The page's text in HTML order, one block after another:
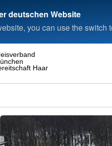
deutschen Website
you can use the switch
Haar